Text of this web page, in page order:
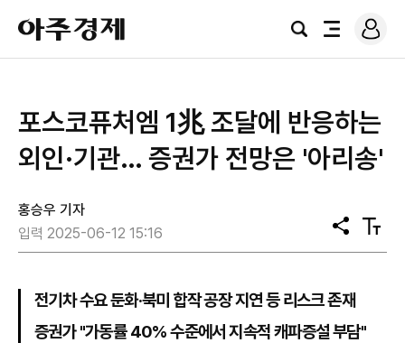
아
주
경
검
전
로
그
포스코퓨처엠 1兆 조달에 반응하는
외인·기관… 증권가 전망은 '아리송'
홍승우 기자
입력 2025-06-12 15:16
공
유
텍
스
전기차 수요 둔화·북미 합작 공장 지연 등 리스크 존재
증권가 "가동률 40% 수준에서 지속적 캐파증설 부담"